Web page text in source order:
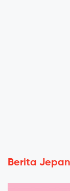
Berita